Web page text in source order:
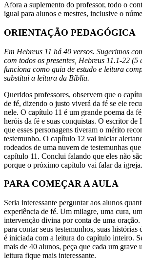
Afora a suplemento do professor, todo o
igual para alunos e mestres, inclusive o
ORIENTAÇÃO PEDAGÓGICA
Em Hebreus 11 há 40 versos. Sugerimos
com todos os presentes, Hebreus 11.1-22
funciona como guia de estudo e leitura
substitui a leitura da Bíblia.
Queridos professores, observem que o
de fé, dizendo o justo viverá da fé se ele
nele. O capítulo 11 é um grande poema da
heróis da fé e suas conquistas. O escritor
que esses personagens tiveram o mérito
testemunho. O capítulo 12 vai iniciar
rodeados de uma nuvem de testemunhas
capítulo 11. Conclui falando que eles não
porque o próximo capítulo vai falar da igreja.
PARA COMEÇAR A AULA
Seria interessante perguntar aos alunos
experiência de fé. Um milagre, uma cura,
intervenção divina por conta de uma
para contar seus testemunhos, suas histórias
é iniciada com a leitura do capítulo inteiro.
mais de 40 alunos, peça que cada um grave
leitura fique mais interessante.